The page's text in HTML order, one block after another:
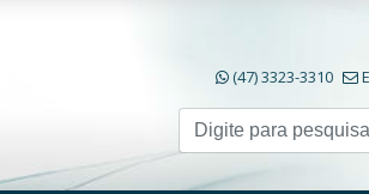
(47) 3323-3310